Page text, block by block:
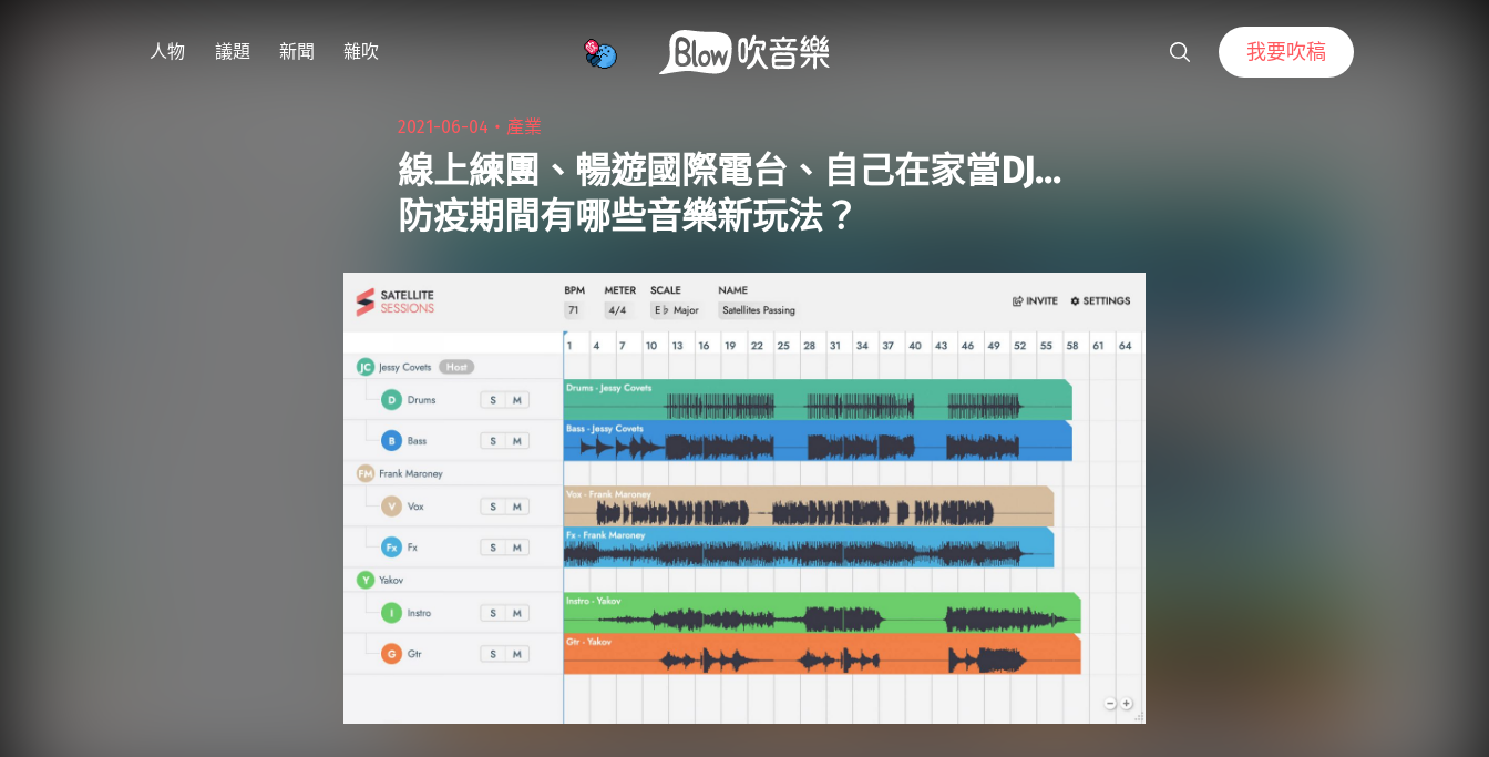
人物 議題 新聞 雜吹 我要吹稿
2021-06-04・ 產業
線上練團、暢遊國際電台、自己在家當DJ…
防疫期間有哪些音樂新玩法？